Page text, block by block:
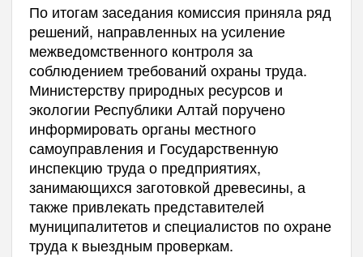
По итогам заседания комиссия приняла ряд
решений, направленных на усиление
межведомственного контроля за
соблюдением требований охраны труда.
Министерству природных ресурсов и
экологии Республики Алтай поручено
информировать органы местного
самоуправления и Государственную
инспекцию труда о предприятиях,
занимающихся заготовкой древесины, а
также привлекать представителей
муниципалитетов и специалистов по охране
труда к выездным проверкам.